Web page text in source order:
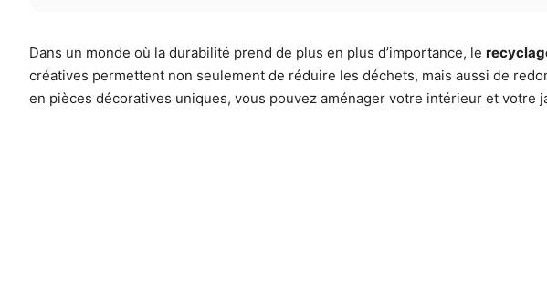
Dans un monde où la durabilité prend de plus en plus d’importance, le
créatives permettent non seulement de réduire les déchets, mais aussi de
en pièces décoratives uniques, vous pouvez aménager votre intérieur et